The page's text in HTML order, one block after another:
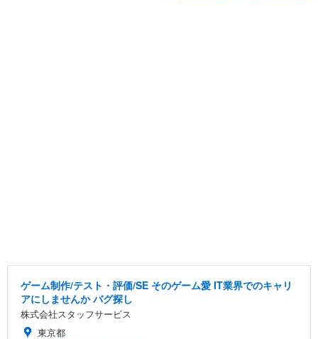
ゲーム制作/テスト・評価/SE そのゲーム愛 IT業界でのキャリ
アにしませんか バグ探し
株式会社スタッフサービス
東京都